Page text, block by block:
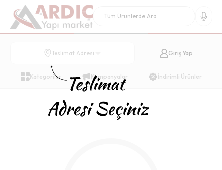
Teslimat Adresi Giriş Yap
Kategoriler Kampanyalar İndirimli Ürünler